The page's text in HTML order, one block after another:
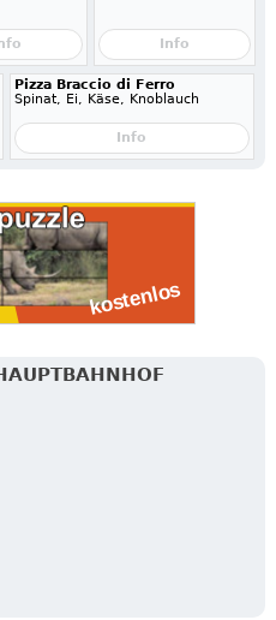
Info
Pizza Braccio di Ferro
Spinat, Ei, Käse, Knoblauch
Info